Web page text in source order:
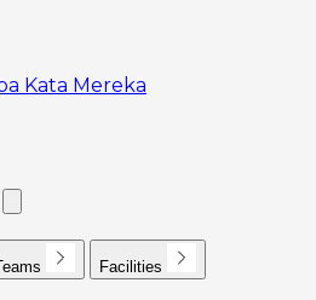
Kata Mereka
Facilities